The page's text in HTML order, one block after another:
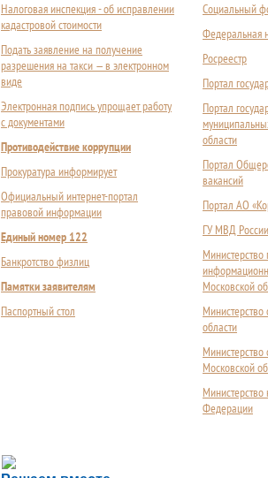
Налоговая инспекция - об исправлении
кадастровой стоимости
Подать заявление на получение
разрешения на такси — в электронном
виде
Электронная подпись упрощает работу
с документами
Противодействие коррупции
Прокуратура информирует
Официальный интернет-портал
правовой информации
Единый номер 122
Банкротство физлиц
Памятки заявителям
Паспортный стол
Социальный
Федеральная
Росреестр
Портал
Портал
области
Портал
вакансий
Портал АО
ГУ МВД
Министерство
Московской
области
Министерство
Московской
Министерство
Федерации
Сложности с получением